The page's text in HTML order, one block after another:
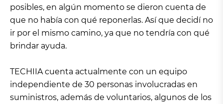
posibles, en algún momento se dieron cuenta de
que no había con qué reponerlas. Así que decidí no
ir por el mismo camino, ya que no tendría con qué
brindar ayuda.
TECHIIA cuenta actualmente con un equipo
independiente de 30 personas involucradas en
suministros, además de voluntarios, algunos de los